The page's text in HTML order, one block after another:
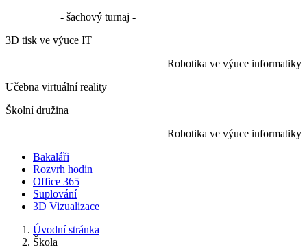
- šachový turnaj -
3D tisk ve výuce IT
Robotika ve výuce informatiky
Učebna virtuální reality
Školní družina
Robotika ve výuce informatiky
Bakaláři
Rozvrh hodin
Office 365
Suplování
3D Vizualizace
Úvodní stránka
Škola